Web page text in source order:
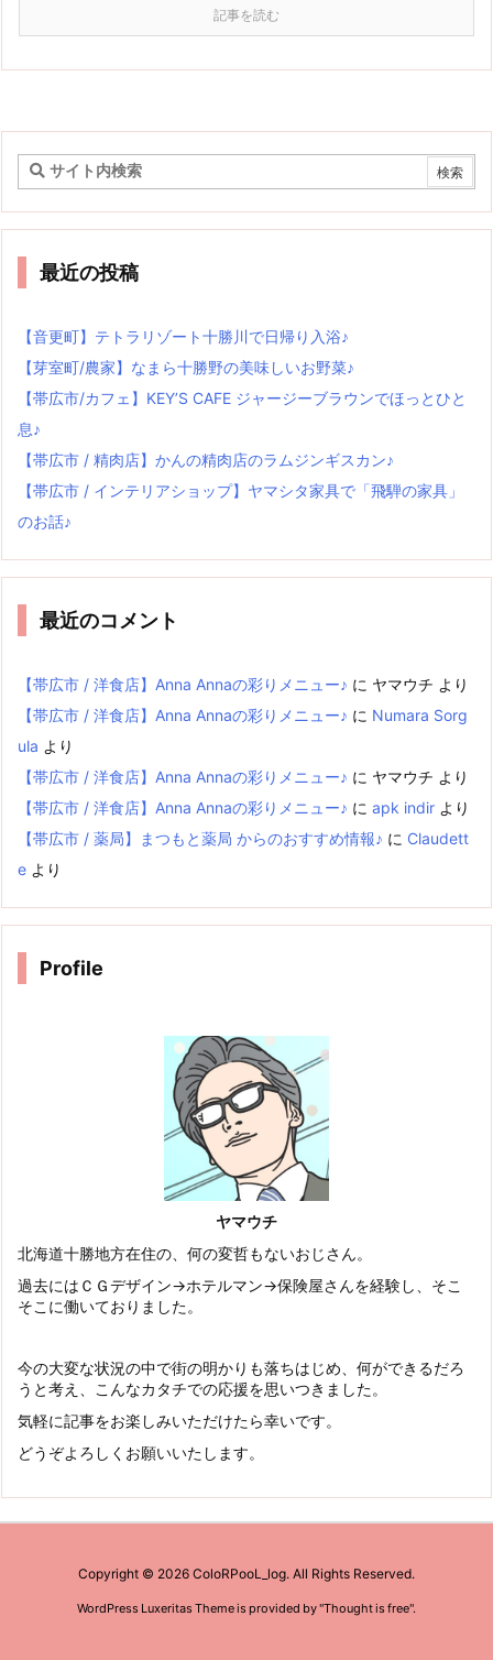
記事を読む
最近の投稿
【音更町】テトラリゾート十勝川で日帰り入浴♪
【芽室町/農家】なまら十勝野の美味しいお野菜♪
【帯広市/カフェ】KEY’S CAFE ジャージーブラウンでほっとひと
息♪
【帯広市 / 精肉店】かんの精肉店のラムジンギスカン♪
【帯広市 / インテリアショップ】ヤマシタ家具で「飛騨の家具」
のお話♪
最近のコメント
【帯広市 / 洋食店】Anna Annaの彩りメニュー♪ に ヤマウチ より
【帯広市 / 洋食店】Anna Annaの彩りメニュー♪ に Numara Sorg
ula より
【帯広市 / 洋食店】Anna Annaの彩りメニュー♪ に ヤマウチ より
【帯広市 / 洋食店】Anna Annaの彩りメニュー♪ に apk indir より
【帯広市 / 薬局】まつもと薬局 からのおすすめ情報♪ に Claudett
e より
Profile
ヤマウチ
北海道十勝地方在住の、何の変哲もないおじさん。
過去にはＣＧデザイン→ホテルマン→保険屋さんを経験し、そこ
そこに働いておりました。
今の大変な状況の中で街の明かりも落ちはじめ、何ができるだろ
うと考え、こんなカタチでの応援を思いつきました。
気軽に記事をお楽しみいただけたら幸いです。
どうぞよろしくお願いいたします。
Copyright © 2026 ColoRPooL_log. All Rights Reserved.
WordPress Luxeritas Theme is provided by "Thought is free".